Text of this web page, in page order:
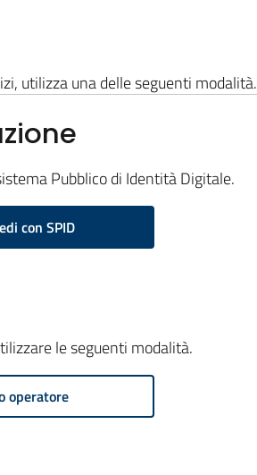
utilizza una delle seguenti modalità.
Pubblico di Identità Digitale.
con SPID
le seguenti modalità.
operatore